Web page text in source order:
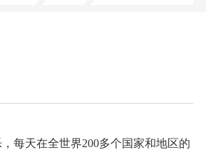
每天在全世界200多个国家和地区的